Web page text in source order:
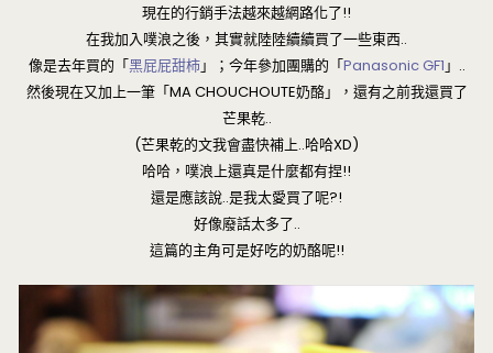
現在的行銷手法越來越網路化了!!
在我加入噗浪之後，其實就陸陸續續買了一些東西..
像是去年買的「黑屁屁甜柿」；今年參加團購的「Panasonic GF1 」..
然後現在又加上一筆「MA CHOUCHOUTE奶酪」，還有之前我還買了
芒果乾..
(芒果乾的文我會盡快補上..哈哈XD)
哈哈，噗浪上還真是什麼都有捏!!
還是應該說..是我太愛買了呢?!
好像廢話太多了..
這篇的主角可是好吃的奶酪呢!!